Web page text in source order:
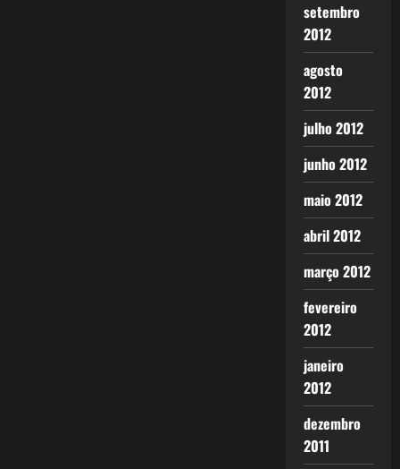
setembro
2012
agosto
2012
julho 2012
junho 2012
maio 2012
abril 2012
março 2012
fevereiro
2012
janeiro
2012
dezembro
2011